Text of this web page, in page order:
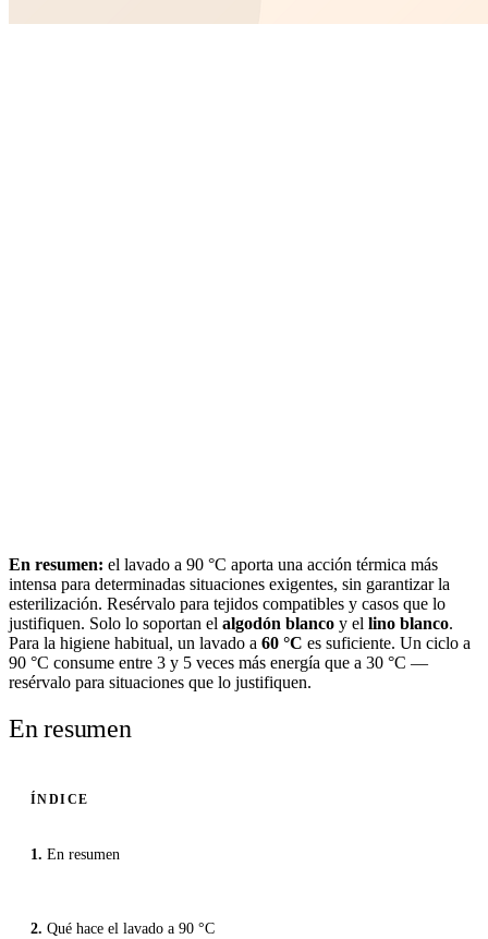
En resumen: el lavado a 90 °C aporta una acción térmica más
intensa para determinadas situaciones exigentes, sin garantizar la
esterilización. Resérvalo para tejidos compatibles y casos que lo
justifiquen. Solo lo soportan el algodón blanco y el lino blanco.
Para la higiene habitual, un lavado a 60 °C es suficiente. Un ciclo a
90 °C consume entre 3 y 5 veces más energía que a 30 °C —
resérvalo para situaciones que lo justifiquen.
En resumen
ÍNDICE
En resumen
Qué hace el lavado a 90 °C